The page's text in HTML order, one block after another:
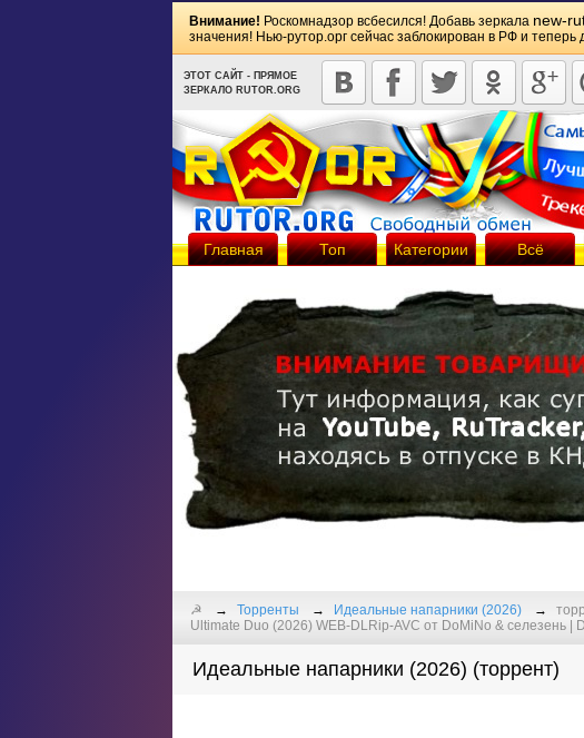
Внимание! Роскомнадзор всбесился! Добавь зеркала new-
значения! Нью-рутор.орг сейчас заблокирован в РФ и теперь
ЭТОТ САЙТ - ПРЯМОЕ
ЗЕРКАЛО RUTOR.ORG
Главная Топ Категории Всё
☭ Торренты Идеальные напарники (2026)
Ultimate Duo (2026) WEB-DLRip-AVC от DoMiNo & селезень |
Идеальные напарники (2026) (торрент)